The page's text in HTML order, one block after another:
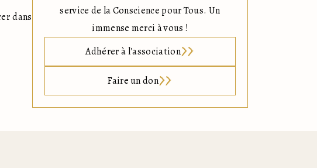
dans
service de la Conscience pour Tous. Un
immense merci à vous !
Adhérer à l'association
Faire un don